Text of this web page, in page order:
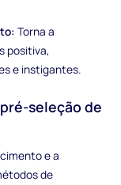
Torna a
positiva,
e instigantes.
seleção de
e a
de